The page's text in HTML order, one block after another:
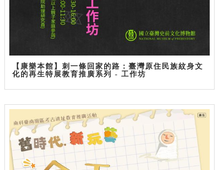
【康樂本館】刺一條回家的路：臺灣原住民族紋身文
化的再生特展教育推廣系列 - 工作坊